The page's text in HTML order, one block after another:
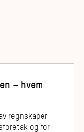
– hvem
regnskaper
og for